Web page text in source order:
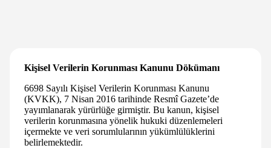
Kişisel Verilerin Korunması Kanunu Dökümanı
6698 Sayılı Kişisel Verilerin Korunması Kanunu
(KVKK), 7 Nisan 2016 tarihinde Resmî Gazete’de
yayımlanarak yürürlüğe girmiştir. Bu kanun, kişisel
verilerin korunmasına yönelik hukuki düzenlemeleri
içermekte ve veri sorumlularının yükümlülüklerini
belirlemektedir.